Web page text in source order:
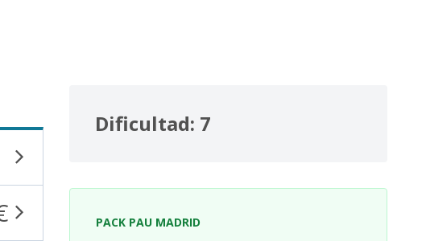
Dificultad: 7
PACK PAU MADRID